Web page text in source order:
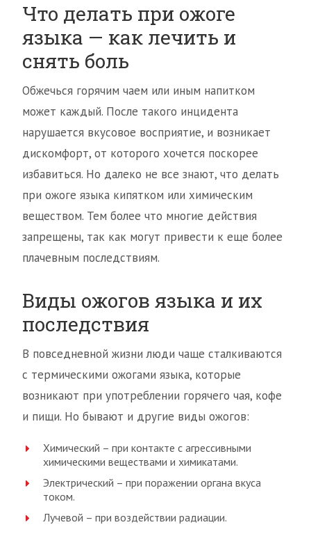
Что делать при ожоге
языка — как лечить и
снять боль
Обжечься горячим чаем или иным напитком
может каждый. После такого инцидента
нарушается вкусовое восприятие, и возникает
дискомфорт, от которого хочется поскорее
избавиться. Но далеко не все знают, что делать
при ожоге языка кипятком или химическим
веществом. Тем более что многие действия
запрещены, так как могут привести к еще более
плачевным последствиям.
Виды ожогов языка и их
последствия
В повседневной жизни люди чаще сталкиваются
с термическими ожогами языка, которые
возникают при употреблении горячего чая, кофе
и пищи. Но бывают и другие виды ожогов:
Химический – при контакте с агрессивными
химическими веществами и химикатами.
Электрический – при поражении органа вкуса
током.
Лучевой – при воздействии радиации.